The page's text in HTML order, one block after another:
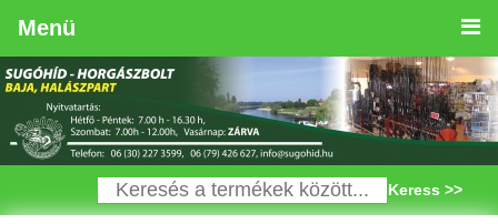
Menü
Keress >>